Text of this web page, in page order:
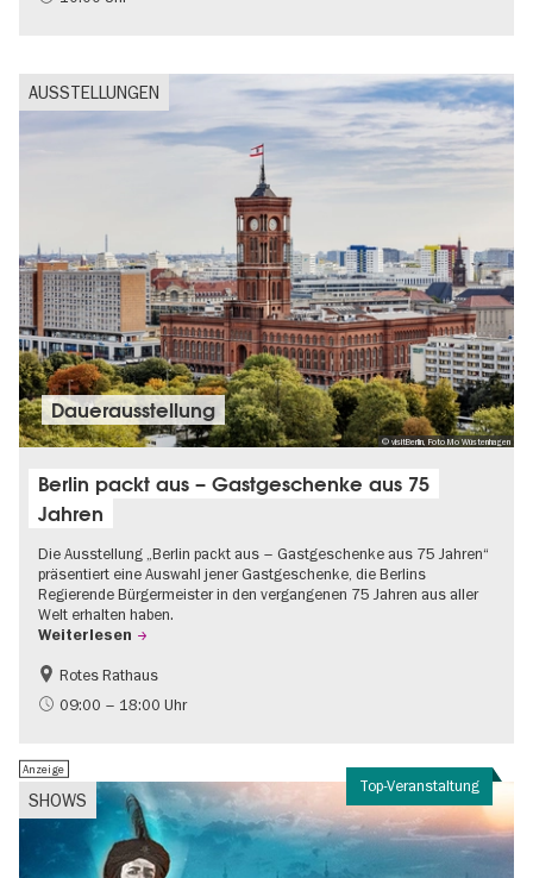
AUSSTELLUNGEN
© visitBerlin, Foto Mo Wüstenhagen
Dauer­aus­stel­lung
Berlin packt aus – Gastgeschenke aus 75
Jahren
Die Ausstellung „Berlin packt aus – Gastgeschenke aus 75 Jahren“
präsentiert eine Auswahl jener Gastgeschenke, die Berlins
Regierende Bürgermeister in den vergangenen 75 Jahren aus aller
Welt erhalten haben.
Weiterlesen
Geschichte
Gratis
Rotes Rathaus
09:00 – 18:00 Uhr
Top-Veranstaltung
SHOWS
Anzeige